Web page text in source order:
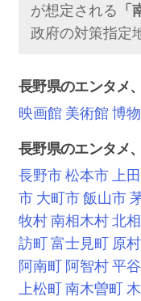
が想定される
政府の対策指定
長野県のエンタメ
映画館 美術館博
長野県のエンタメ
長野市松本市上
市 大町市飯山市
牧村南相木村北
訪町富士見町 原村
阿南町 阿智村平
上松町南木曽町